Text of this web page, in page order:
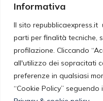
Informativa
Il sito
parti per finalità tecniche,
profilazione. Cliccando
all'utilizzo dei sopracitati
preferenze in qualsiasi
“Cookie Policy”